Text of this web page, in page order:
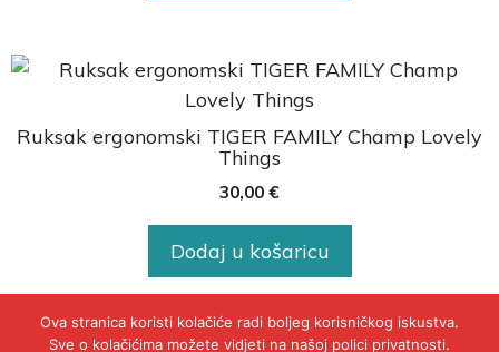
Ruksak ergonomski TIGER FAMILY Champ Lovely
Things
30,00 €
Dodaj u košaricu
Ova stranica koristi kolačiće radi boljeg korisničkog iskustva.
Sve o kolačićima možete vidjeti na našoj polici privatnosti.